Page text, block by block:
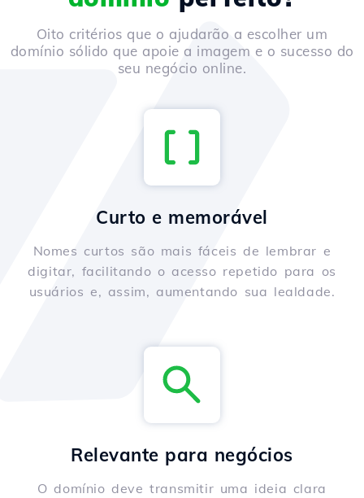
Oito critérios que o ajudarão a escolher um
domínio sólido que apoie a imagem e o sucesso do
seu negócio online.
Curto e memorável
Nomes curtos são mais fáceis de lembrar e
digitar, facilitando o acesso repetido para os
usuários e, assim, aumentando sua lealdade.
Relevante para negócios
O domínio deve transmitir uma ideia clara